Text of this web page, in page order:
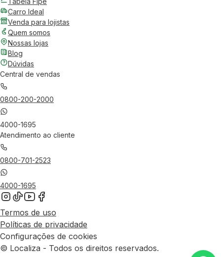
Carro Ideal
Venda para lojistas
Quem somos
Nossas lojas
Blog
Dúvidas
Central de vendas
0800-200-2000
4000-1695
Atendimento ao cliente
0800-701-2523
4000-1695
Termos de uso
Políticas de privacidade
Configurações de cookies
© Localiza - Todos os direitos reservados.